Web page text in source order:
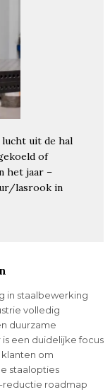
uit de hal
of
het jaar –
lasrook in
in staalbewerking
volledig
duurzame
een duidelijke focus
om
staalopties
reductie roadmap